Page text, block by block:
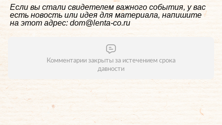
Если вы стали свидетелем важного события, у вас
есть новость или идея для материала, напишите
на этот адрес: dom@lenta-co.ru
Комментарии закрыты за истечением срока
давности